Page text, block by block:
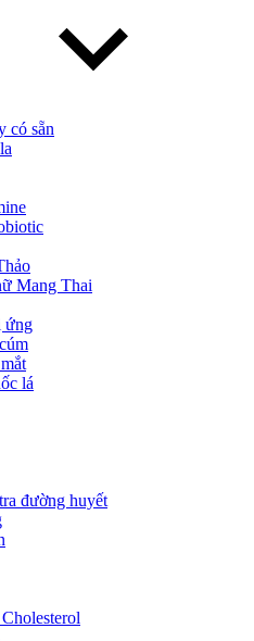
có sẵn
Mang Thai
ứng
lá
đường huyết